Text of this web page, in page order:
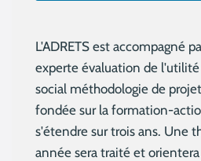
L'ADRETS est accompagné
experte évaluation de
social méthodologie de
fondée sur la formation-
s'étendre sur trois ans. Une
année sera traité et